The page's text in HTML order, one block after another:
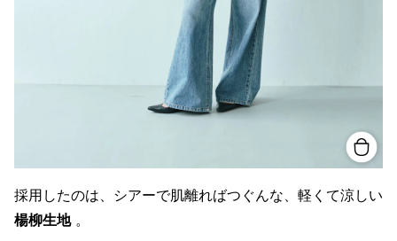
採用したのは、シアーで肌離ればつぐんな、軽くて涼しい
楊柳生地。